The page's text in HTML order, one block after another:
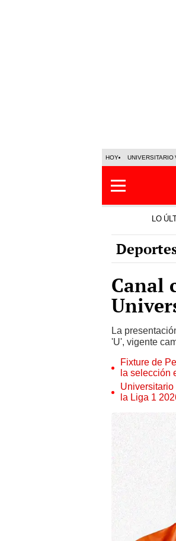
HOY UNIVERSITARIO
LO
Canal
La
'U', vigente
Fixture de
la selección
la Liga 1